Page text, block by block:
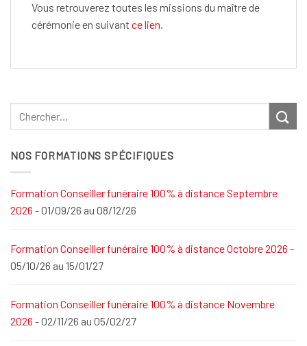
Vous retrouverez toutes les missions du maître de
cérémonie en suivant ce lien.
NOS FORMATIONS SPÉCIFIQUES
Formation Conseiller funéraire 100% à distance Septembre
2026 - 01/09/26 au 08/12/26
Formation Conseiller funéraire 100% à distance Octobre 2026 -
05/10/26 au 15/01/27
Formation Conseiller funéraire 100% à distance Novembre
2026 - 02/11/26 au 05/02/27